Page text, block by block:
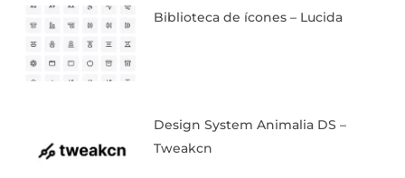
Biblioteca de ícones – Lucida
Design System Animalia DS –
Tweakcn